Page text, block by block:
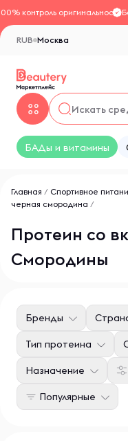
контроль оригинальности
Москва
RUB
БАДы и витамины
Главная / Спортивное
черная смородина /
Протеин со
Смородины
Бренды
Тип протеина
Назначение
Популярные